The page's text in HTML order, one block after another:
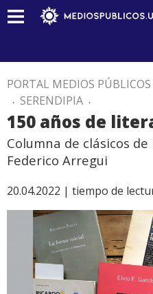
PORTAL MEDIOS PÚBLICOS
. SERENDIPIA .
150 años de
Columna de clásicos
Federico Arregui
20.04.2022 | tiempo de